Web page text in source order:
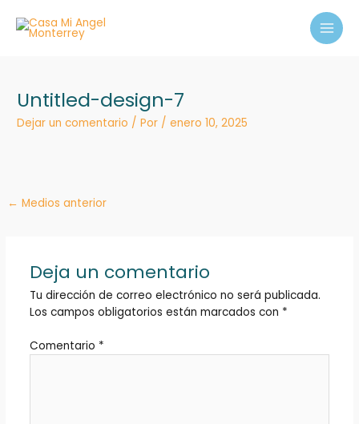
contenido
Untitled-design-7
Dejar un comentario / Por /enero 10, 2025
← Medios anterior
Deja un comentario
Tu dirección de correo electrónico no será publicada.
Los campos obligatorios están marcados con *
Comentario *